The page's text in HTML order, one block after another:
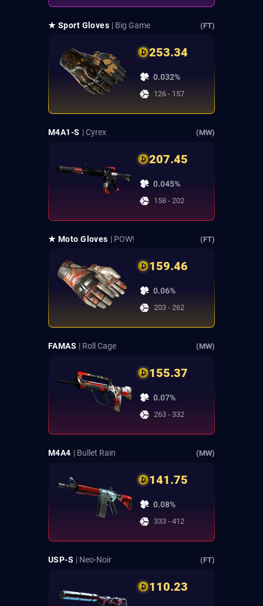
★ Sport Gloves | Big Game (FT)
253.34
0.032%
126 - 157
M4A1-S | Cyrex (MW)
207.45
0.045%
158 - 202
★ Moto Gloves | POW! (FT)
159.46
0.06%
203 - 262
FAMAS | Roll Cage (MW)
155.37
0.07%
263 - 332
M4A4 | Bullet Rain (MW)
141.75
0.08%
333 - 412
USP-S | Neo-Noir (FT)
110.23